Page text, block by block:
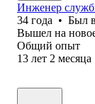
Инженер
34 года • Был
Вышел на
Общий опыт
13 лет 2 месяца